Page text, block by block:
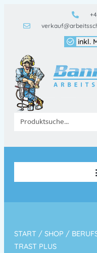
inkl.
START / SHOP /
TRAST PLUS